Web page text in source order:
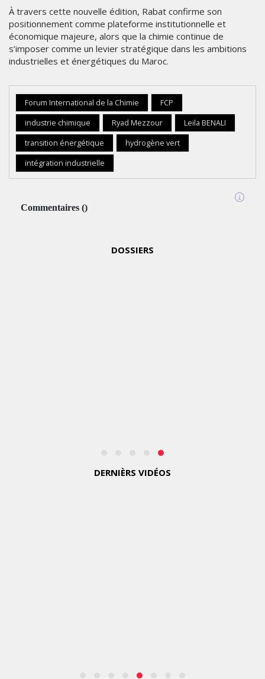
À travers cette nouvelle édition, Rabat confirme son
positionnement comme plateforme institutionnelle et
économique majeure, alors que la chimie continue de
s’imposer comme un levier stratégique dans les ambitions
industrielles et énergétiques du Maroc.
Forum International de la Chimie
FCP
industrie chimique
Ryad Mezzour
Leila BENALI
transition énergétique
hydrogène vert
intégration industrielle
Commentaires ()
DOSSIERS
GITEX
2024
DERNIÈRS VIDÉOS